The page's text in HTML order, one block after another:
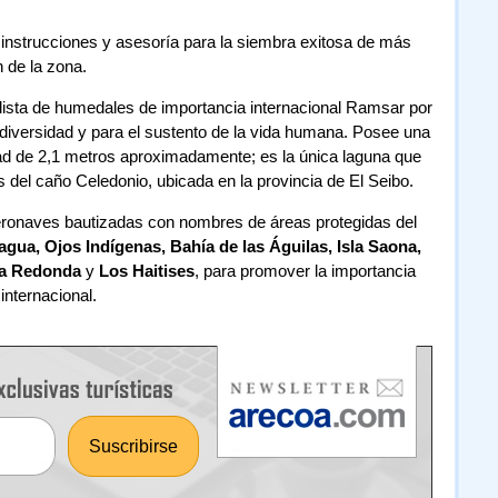
y asesoría para la siembra exitosa de más
de la zona.
de humedales de importancia internacional Ramsar por
y para el sustento de la vida humana. Posee una
de 2,1 metros aproximadamente; es la única laguna que
caño Celedonio, ubicada en la provincia de El Seibo.
bautizadas con nombres de áreas protegidas del
Ojos Indígenas, Bahía de las Águilas, Isla Saona,
Redonday Los Haitises, para promover la importancia